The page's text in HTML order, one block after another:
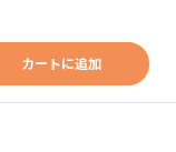
カートに追加